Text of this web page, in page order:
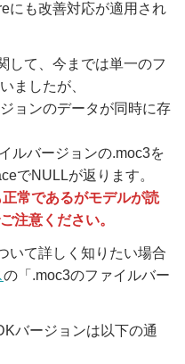
にも改善対応が適用され
して、今までは単一のフ
ましたが、
ョンのデータが同時に存
ルバージョンの.moc3を
でNULLが返ります。
常であるがモデルが読
注意ください。
いて詳しく知りたい場合
の「.moc3のファイルバー
バージョンは以下の通